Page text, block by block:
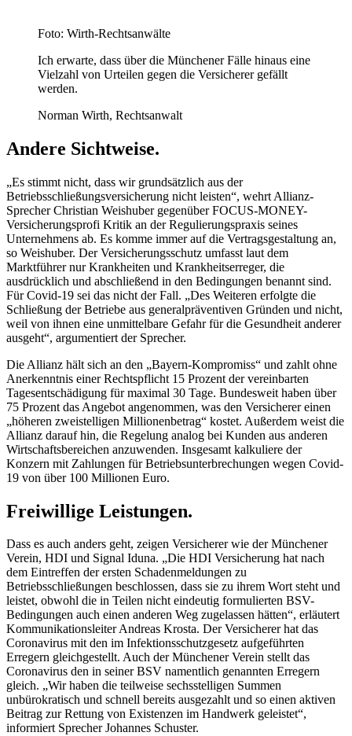
Foto: Wirth-Rechtsanwälte
Ich erwarte, dass über die Münchener Fälle hinaus eine
Vielzahl von Urteilen gegen die Versicherer gefällt
werden.
Norman Wirth, Rechtsanwalt
Andere Sichtweise.
„Es stimmt nicht, dass wir grundsätzlich aus der
Betriebsschließungsversicherung nicht leisten“, wehrt Allianz-
Sprecher Christian Weishuber gegenüber FOCUS-MONEY-
Versicherungsprofi Kritik an der Regulierungspraxis seines
Unternehmens ab. Es komme immer auf die Vertragsgestaltung an,
so Weishuber. Der Versicherungsschutz umfasst laut dem
Marktführer nur Krankheiten und Krankheitserreger, die
ausdrücklich und abschließend in den Bedingungen benannt sind.
Für Covid-19 sei das nicht der Fall. „Des Weiteren erfolgte die
Schließung der Betriebe aus generalpräventiven Gründen und nicht,
weil von ihnen eine unmittelbare Gefahr für die Gesundheit anderer
ausgeht“, argumentiert der Sprecher.
Die Allianz hält sich an den „Bayern-Kompromiss“ und zahlt ohne
Anerkenntnis einer Rechtspflicht 15 Prozent der vereinbarten
Tagesentschädigung für maximal 30 Tage. Bundesweit haben über
75 Prozent das Angebot angenommen, was den Versicherer einen
„höheren zweistelligen Millionenbetrag“ kostet. Außerdem weist die
Allianz darauf hin, die Regelung analog bei Kunden aus anderen
Wirtschaftsbereichen anzuwenden. Insgesamt kalkuliere der
Konzern mit Zahlungen für Betriebsunterbrechungen wegen Covid-
19 von über 100 Millionen Euro.
Freiwillige Leistungen.
Dass es auch anders geht, zeigen Versicherer wie der Münchener
Verein, HDI und Signal Iduna. „Die HDI Versicherung hat nach
dem Eintreffen der ersten Schadenmeldungen zu
Betriebsschließungen beschlossen, dass sie zu ihrem Wort steht und
leistet, obwohl die in Teilen nicht eindeutig formulierten BSV-
Bedingungen auch einen anderen Weg zugelassen hätten“, erläutert
Kommunikationsleiter Andreas Krosta. Der Versicherer hat das
Coronavirus mit den im Infektionsschutzgesetz aufgeführten
Erregern gleichgestellt. Auch der Münchener Verein stellt das
Coronavirus den in seiner BSV namentlich genannten Erregern
gleich. „Wir haben die teilweise sechsstelligen Summen
unbürokratisch und schnell bereits ausgezahlt und so einen aktiven
Beitrag zur Rettung von Existenzen im Handwerk geleistet“,
informiert Sprecher Johannes Schuster.